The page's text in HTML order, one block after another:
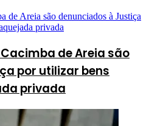
de Areia são
por utilizar bens
privada